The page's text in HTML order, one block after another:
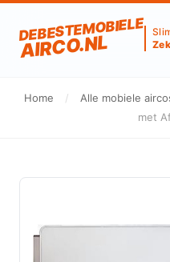
DEBESTEMOBIELE
AIRCO.NL
Home / Alle mobiele
met